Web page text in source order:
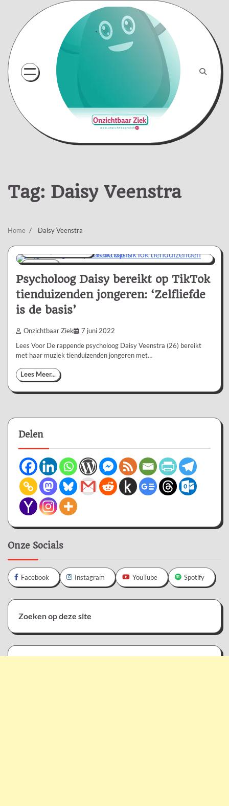
content
Tag: Daisy Veenstra
Home Daisy Veenstra
2 min 0
Psycholoog Daisy bereikt op TikTok
tienduizenden jongeren: ‘Zelfliefde
is de basis’
Onzichtbaar Ziek 7 juni 2022
Lees Voor De rappende psycholoog Daisy Veenstra (26) bereikt
met haar muziek tienduizenden jongeren met…
Lees Meer...
Delen
Onze Socials
Facebook Instagram YouTube Spotify
Zoeken op deze site